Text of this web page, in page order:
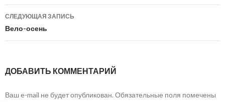
по
записям
СЛЕДУЮЩАЯ ЗАПИСЬ
Вело-осень
ДОБАВИТЬ КОММЕНТАРИЙ
Ваш e-mail не будет опубликован. Обязательные поля помечены